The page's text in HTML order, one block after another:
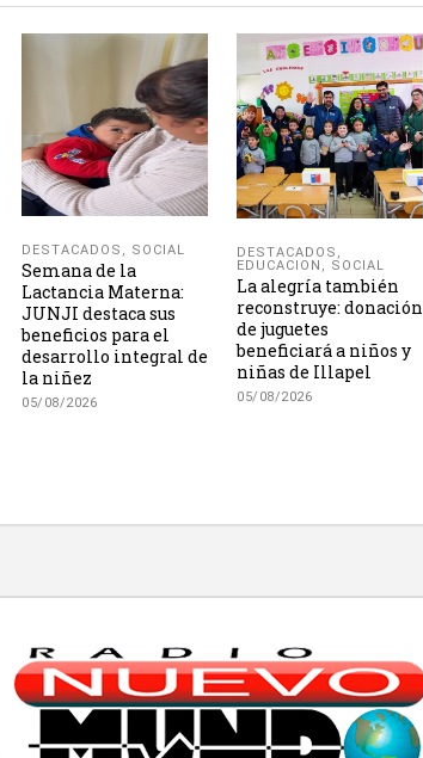
DESTACADOS , SOCIAL
Semana de la
Lactancia Materna:
JUNJI destaca sus
beneficios para el
desarrollo integral de
la niñez
05/08/2026
DESTACADOS ,
EDUCACION , SOCIAL
La alegría también
reconstruye: donación
de juguetes
beneficiará a niños y
niñas de Illapel
05/08/2026